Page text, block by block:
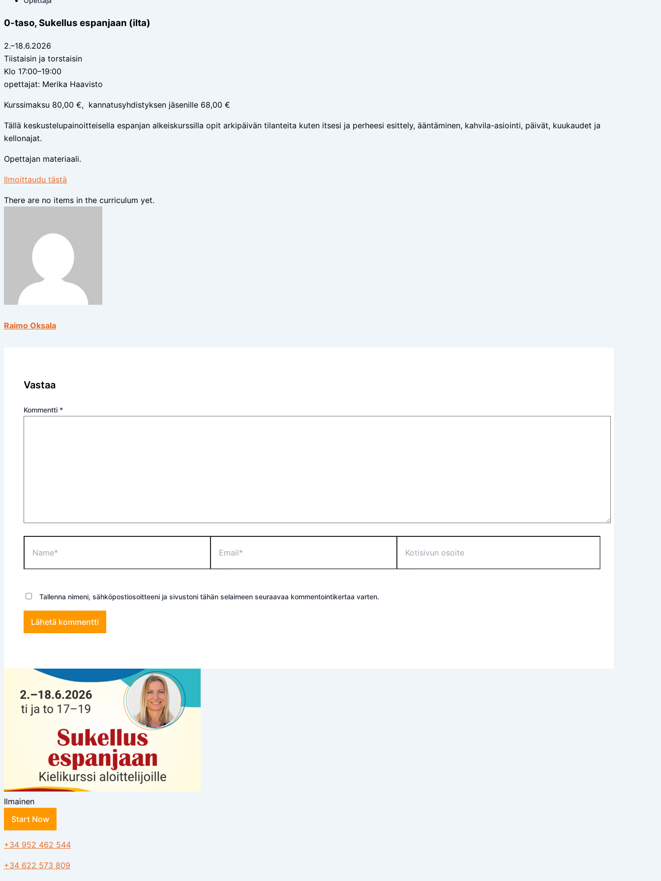
0-taso, Sukellus espanjaan (ilta)
2.–18.6.2026
Tiistaisin ja torstaisin
Klo 17:00–19:00
opettajat: Merika Haavisto
Kurssimaksu 80,00 €, kannatusyhdistyksen jäsenille 68,00 €
Tällä keskustelupainoitteisella espanjan alkeiskurssilla opit arkipäivän tilanteita kuten itsesi ja perheesi esittely, ääntäminen, kahvila-asiointi, päivät, kuukaudet ja
kellonajat.
Opettajan materiaali.
Ilmoittaudu tästä
There are no items in the curriculum yet.
Raimo Oksala
Vastaa
Kommentti *
osoite
Tallenna nimeni, sähköpostiosoitteeni ja sivustoni tähän selaimeen seuraavaa kommentointikertaa varten.
Ilmainen
Start Now
+34 952 462 544
+34 622 573 809